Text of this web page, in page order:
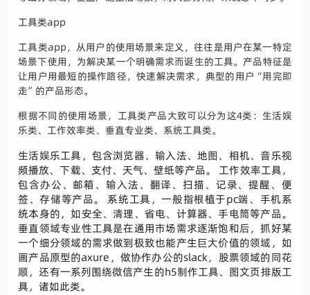
工具类app
工具类app，从用户的使用场景来定义，往往是用户在某一特定
场景下使用，为解决某一个明确需求而诞生的工具。产品特征是
让用户用最短的操作路径，快速解决需求，典型的用户“用完即
走”的产品形态。
根据不同的使用场景，工具类产品大致可以分为这4类：生活娱
乐类、工作效率类、垂直专业类、系统工具类。
生活娱乐工具，包含浏览器、输入法、地图、相机、音乐视
频播放、下载、支付、天气、壁纸等产品。 工作效率工具，
包含办公、邮箱、输入法、翻译、扫描、记录、提醒、便
签、存储等产品。 系统工具，一般指根植于pc端、手机系
统本身的，如安全、清理、省电、计算器、手电筒等产品。
垂直领域专业性工具是在通用市场需求逐渐饱和后，抓好某
一个细分领域的需求做到极致也能产生巨大价值的领域，如
画产品原型的axure，做协作办公的slack，股票领域的同花
顺，还有一系列围绕微信产生的h5制作工具、图文页排版工
具，诸如此类。